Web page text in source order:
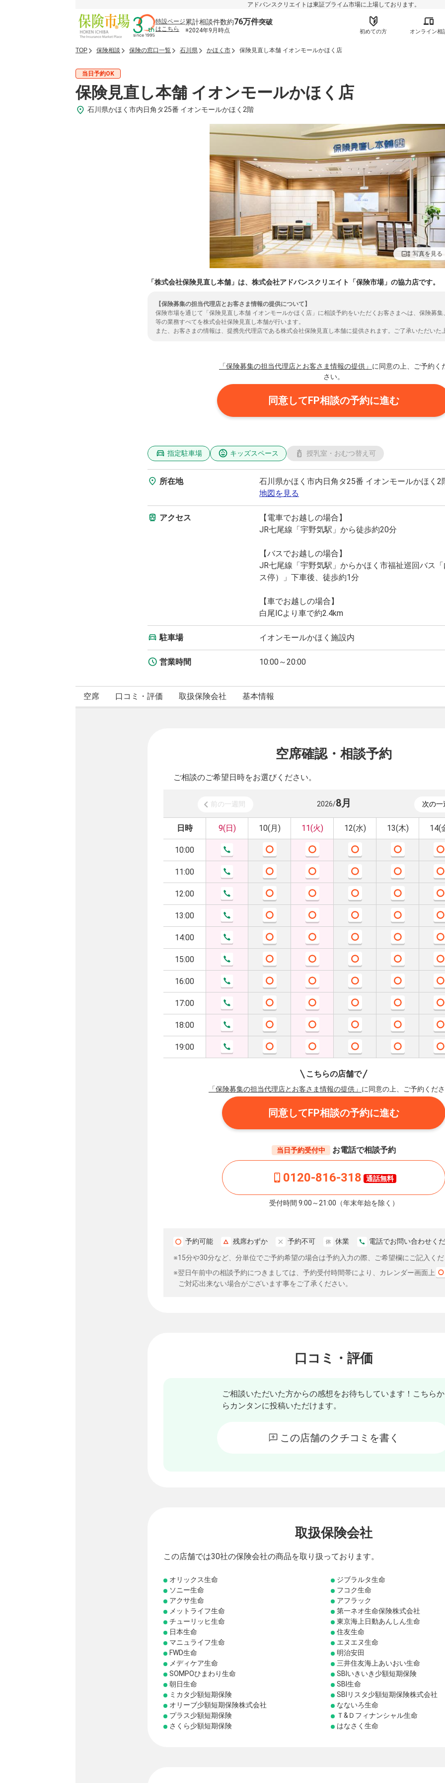
アドバンスクリエイトは東証プライム市場に上場しております。
特設ページ
はこちら
累計相談件数約76万件突破
※2024年9月時点 初めての方 オンライン相
TOP 保険相談 保険の窓口一覧 石川県 かほく市 保険見直し本舗 イオンモールかほく店
当日予約OK
保険見直し本舗 イオンモールかほく店
石川県かほく市内日角タ25番 イオンモールかほく2階
写真を見る
「株式会社保険見直し本舗」は、株式会社アドバンスクリエイト「保険市場」の協力店です。
【保険募集の担当代理店とお客さま情報の提供について】
保険市場を通じて「保険見直し本舗 イオンモールかほく店」に相談予約をいただくお客さまへは、保険募
等の業務すべてを株式会社保険見直し本舗が行います。
また、お客さまの情報は、提携先代理店である株式会社保険見直し本舗に提供されます。ご了承いただいた
「保険募集の担当代理店とお客さま情報の提供」 に同意の上、ご予約く
さい。
同意してFP相談の予約に進む
指定駐車場 キッズスペース 授乳室・おむつ替え可
所在地
石川県かほく市内日角タ25番 イオンモールかほく2
地図を見る
アクセス
【電車でお越しの場合】
JR七尾線「宇野気駅」から徒歩約20分
【バスでお越しの場合】
JR七尾線「宇野気駅」からかほく市福祉巡回バス
ス停）」下車後、徒歩約1分
【車でお越しの場合】
白尾ICより車で約2.4km
駐車場 イオンモールかほく施設内
営業時間 10:00～20:00
空席 口コミ・評価 取扱保険会社 基本情報
空席確認・相談予約
ご相談のご希望日時をお選びください。
前の一週間 2026/8月 次の一
日時
10:00
11:00
12:00
13:00
14:00
15:00
16:00
17:00
18:00
19:00
9(日) 10(月) 11(火) 12(水) 13(木) 14(
こちらの店舗で
「保険募集の担当代理店とお客さま情報の提供」 に同意の上、ご予約くだ
同意してFP相談の予約に進む
当日予約受付中 お電話で相談予約
0120-816-318 通話無料
受付時間 9:00～21:00（年末年始を除く）
予約可能 残席わずか 予約不可 休業 電話でお問い合わせく
※15分や30分など、分単位でご予約希望の場合は予約入力の際、ご希望欄にご記入く
※翌日午前中の相談予約につきましては、予約受付時間帯により、カレンダー画面上
ご対応出来ない場合がございます事をご了承ください。
口コミ・評価
ご相談いただいた方からの感想をお待ちしています！こちらか
らカンタンに投稿いただけます。
この店舗のクチコミを書く
取扱保険会社
この店舗では30社の保険会社の商品を取り扱っております。
オリックス生命
ジブラルタ生命
ソニー生命
フコク生命
アクサ生命
アフラック
メットライフ生命
第一ネオ生命保険株式会社
チューリッヒ生命
東京海上日動あんしん生命
日本生命
住友生命
マニュライフ生命
エヌエヌ生命
FWD生命
明治安田
メディケア生命
三井住友海上あいおい生命
SOMPOひまわり生命
SBIいきいき少額短期保険
朝日生命
SBI生命
ミカタ少額短期保険
SBIリスタ少額短期保険株式会社
オリーブ少額短期保険株式会社
なないろ生命
プラス少額短期保険
Ｔ&Ｄフィナンシャル生命
さくら少額短期保険
はなさく生命